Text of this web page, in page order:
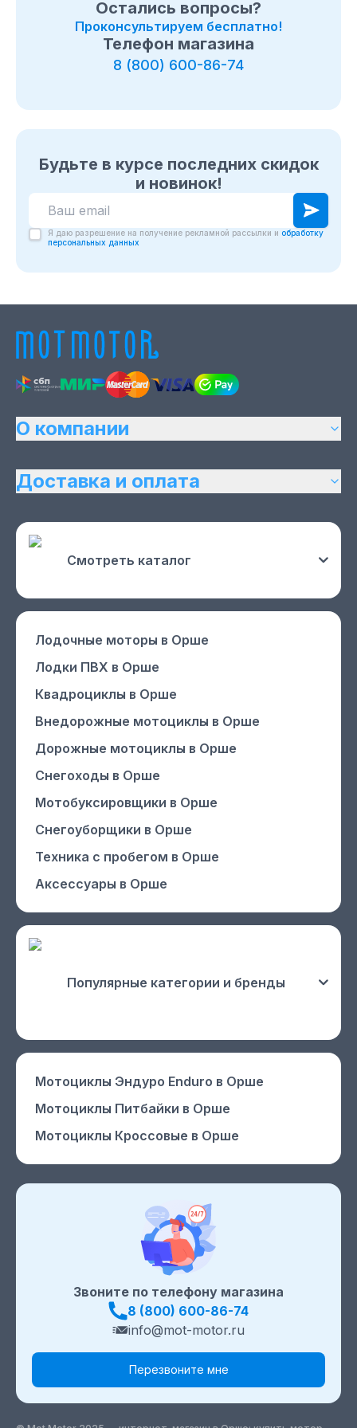
Остались вопросы?
Проконсультируем бесплатно!
Телефон магазина
8 (800) 600-86-74
Будьте в курсе последних скидок
и новинок!
Я даю разрешение на получение рекламной рассылки и обработку
персональных данных
О компании
Доставка и оплата
Звоните по телефону магазина
8 (800) 600-86-74
info@mot-motor.ru
Перезвоните мне
Смотреть каталог
Лодочные моторы в Орше
Лодки ПВХ в Орше
Квадроциклы в Орше
Внедорожные мотоциклы в Орше
Дорожные мотоциклы в Орше
Снегоходы в Орше
Мотобуксировщики в Орше
Снегоуборщики в Орше
Техника с пробегом в Орше
Аксессуары в Орше
Популярные категории и бренды
Мотоциклы Эндуро Enduro в Орше
Мотоциклы Питбайки в Орше
Мотоциклы Кроссовые в Орше